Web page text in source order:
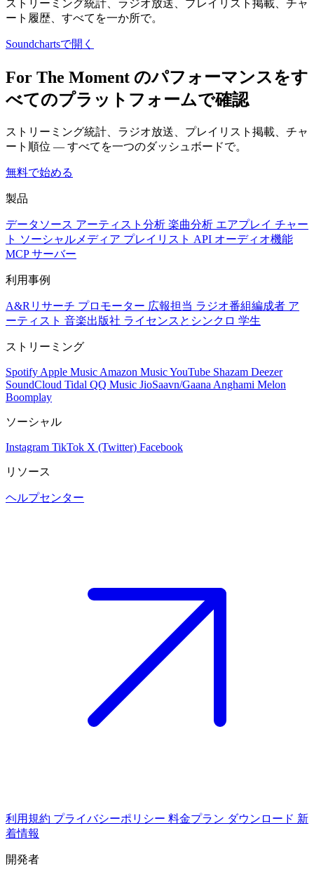
ストリーミング統計、ラジオ放送、プレイリスト掲載、チャ
ート履歴、すべてを一か所で。
Soundchartsで開く
For The Moment のパフォーマンスをす
べてのプラットフォームで確認
ストリーミング統計、ラジオ放送、プレイリスト掲載、チャ
ート順位 — すべてを一つのダッシュボードで。
無料で始める
製品
データソース アーティスト分析 楽曲分析 エアプレイ チャー
ト ソーシャルメディア プレイリスト API オーディオ機能
MCP サーバー
利用事例
A&Rリサーチ プロモーター 広報担当 ラジオ番組編成者 ア
ーティスト 音楽出版社 ライセンスとシンクロ 学生
ストリーミング
Spotify Apple Music Amazon MusicYouTube Shazam Deezer
SoundCloud Tidal QQ Music JioSaavn/Gaana Anghami Melon
Boomplay
ソーシャル
Instagram TikTok X (Twitter) Facebook
リソース
ヘルプセンター
利用規約 プライバシーポリシー 料金プラン ダウンロード 新
着情報
開発者